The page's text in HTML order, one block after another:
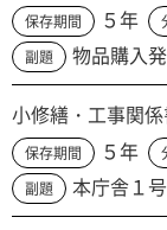
保存期間 ５年
副題 物品購入
小修繕・工事関
保存期間 ５年
副題 本庁舎１